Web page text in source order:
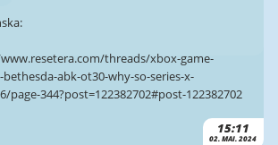
15:11
02. MAI. 2024
threads/xbox-game-
abk-ot30-why-so-series-x-
page-344?post=122382702#post-122382702